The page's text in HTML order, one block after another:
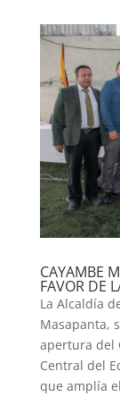
CAYAMBE
FAVOR DE
La Alcaldía
Masapanta,
apertura del
Central del
que amplía